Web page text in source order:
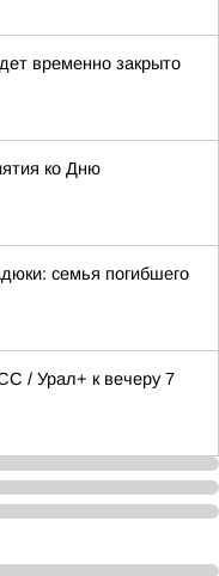
временно закрыто
ко Дню
семья погибшего
/ Урал+ к вечеру 7